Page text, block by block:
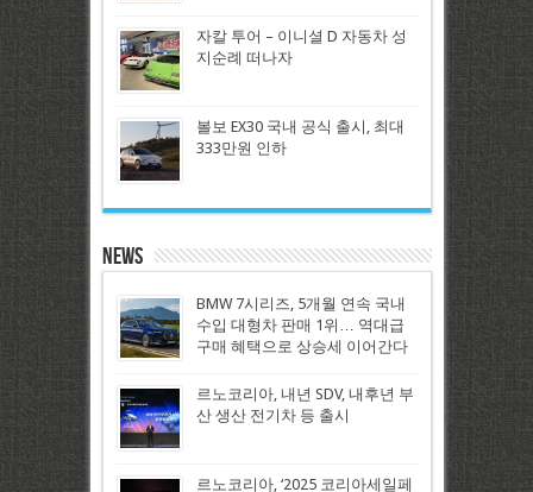
자칼 투어 – 이니셜 D 자동차 성
지순례 떠나자
볼보 EX30 국내 공식 출시, 최대
333만원 인하
News
BMW 7시리즈, 5개월 연속 국내
수입 대형차 판매 1위… 역대급
구매 혜택으로 상승세 이어간다
르노코리아, 내년 SDV, 내후년 부
산 생산 전기차 등 출시
르노코리아, ‘2025 코리아세일페